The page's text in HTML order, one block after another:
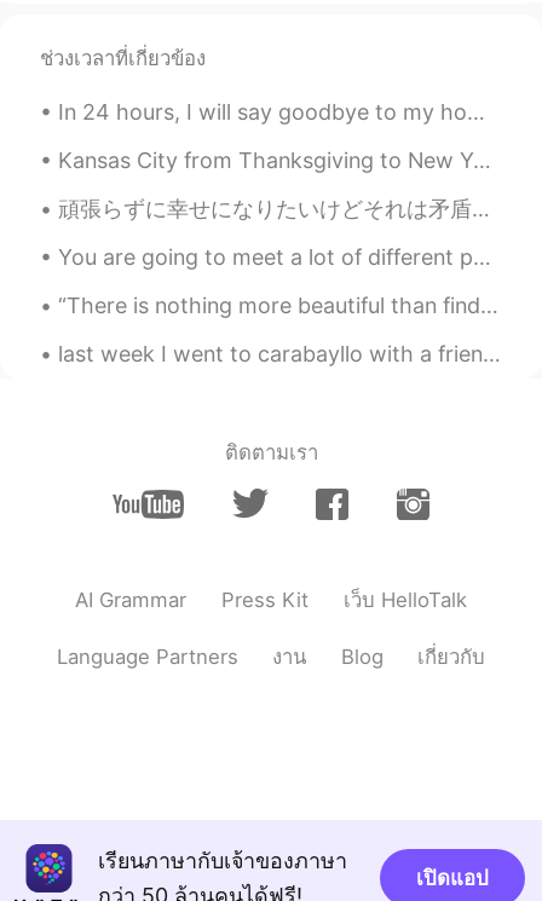
ช่วงเวลาที่เกี่ยวข้อง
In 24 hours, I will say goodbye to my home, and make the long journey to South Korea. It’s a bit...
Kansas City from Thanksgiving to New Years turns on lights all over the city to celebrate each ye...
頑張らずに幸せになりたいけどそれは矛盾語法やんな。私の人生で山と谷もあり、気をつけないなら全部消えると思う。 この季節で友達とゆっくり話したり、美味しい食べ物を食べたり、ゲームしたするのは素敵...
You are going to meet a lot of different people on hello talk. Some are cool; some are pushy; som...
“There is nothing more beautiful than finding your course as you believe you bob aimlessly in the...
last week I went to carabayllo with a friend to visit this abandoned hacienda. I'm sad it's in su...
ติดตามเรา
AI Grammar Press Kit เว็บ HelloTalk
Language Partners งาน Blog เกี่ยวกับ
เรียนภาษากับเจ้าของภาษา
กว่า 50 ล้านคนได้ฟรี!
เปิดแอป